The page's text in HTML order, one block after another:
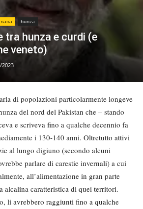
hunza
tra hunza e curdi (e
veneto)
2023
di popolazioni particolarmente longeve
del nord del Pakistan che – stando
e scriveva fino a qualche decennio fa
i 130-140 anni. Oltretutto attivi
al lungo digiuno (secondo alcuni
parlare di carestie invernali) a cui
all’alimentazione in gran parte
alcalina caratteristica di quei territori.
li avrebbero raggiunti fino a qualche